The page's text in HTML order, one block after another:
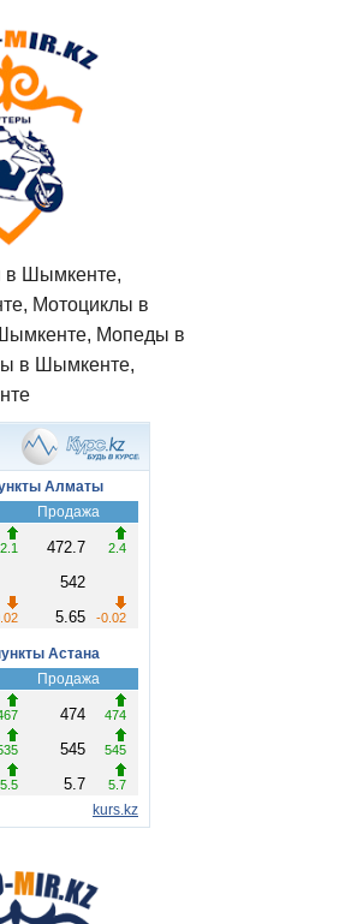
в Шымкенте,
Мотоциклы в
Мопеды в
в Шымкенте,